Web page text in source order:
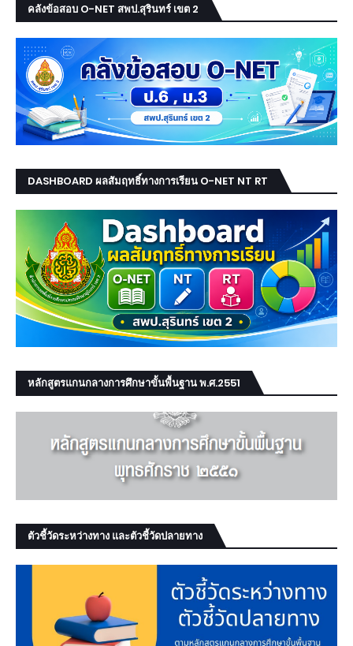
คลังข้อสอบ O-NET สพป.สุรินทร์ เขต 2
DASHBOARD ผลสัมฤทธิ์ทางการเรียน O-NET NT RT
หลักสูตรแกนกลางการศึกษาขั้นพื้นฐาน พ.ศ.2551
ตัวชี้วัดระหว่างทาง และตัวชี้วัดปลายทาง